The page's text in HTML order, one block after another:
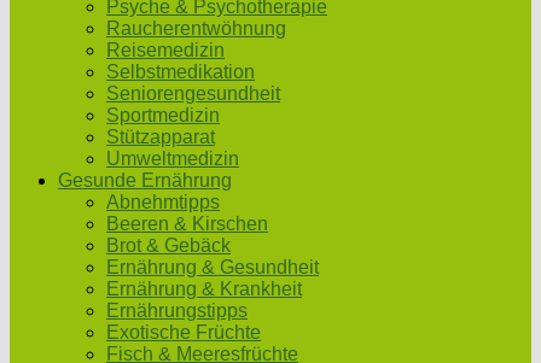
Psyche & Psychotherapie
Raucherentwöhnung
Reisemedizin
Selbstmedikation
Seniorengesundheit
Sportmedizin
Stützapparat
Umweltmedizin
Gesunde Ernährung
Abnehmtipps
Beeren & Kirschen
Brot & Gebäck
Ernährung & Gesundheit
Ernährung & Krankheit
Ernährungstipps
Exotische Früchte
Fisch & Meeresfrüchte